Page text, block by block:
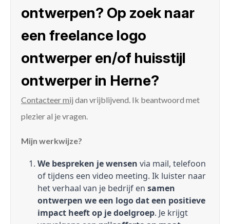
ontwerpen? Op zoek naar
een freelance logo
ontwerper en/of huisstijl
ontwerper in Herne?
Contacteer mij dan vrijblijvend. Ik beantwoord met
plezier al je vragen.
Mijn werkwijze?
We bespreken je wensen via mail, telefoon
of tijdens een video meeting. Ik luister naar
het verhaal van je bedrijf en samen
ontwerpen we een logo dat een positieve
impact heeft op je doelgroep. Je krijgt